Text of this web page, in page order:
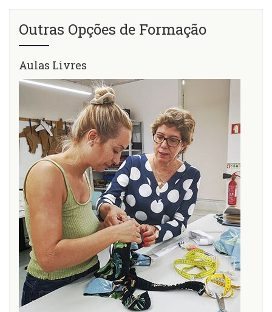
Outras Opções de Formação
Aulas Livres